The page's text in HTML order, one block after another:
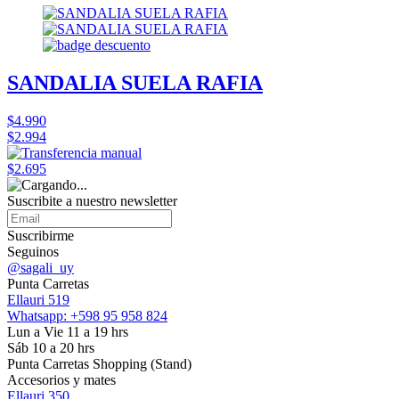
SANDALIA SUELA RAFIA
$4.990
$2.994
$2.695
Suscribite a nuestro newsletter
Suscribirme
Seguinos
@sagali_uy
Punta Carretas
Ellauri 519
Whatsapp: +598 95 958 824
Lun a Vie 11 a 19 hrs
Sáb 10 a 20 hrs
Punta Carretas Shopping (Stand)
Accesorios y mates
Ellauri 350